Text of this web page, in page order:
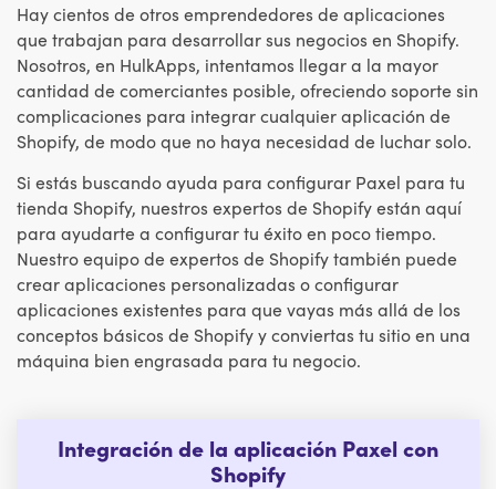
Hay cientos de otros emprendedores de aplicaciones
que trabajan para desarrollar sus negocios en Shopify.
Nosotros, en HulkApps, intentamos llegar a la mayor
cantidad de comerciantes posible, ofreciendo soporte sin
complicaciones para integrar cualquier aplicación de
Shopify, de modo que no haya necesidad de luchar solo.
Si estás buscando ayuda para configurar Paxel para tu
tienda Shopify, nuestros expertos de Shopify están aquí
para ayudarte a configurar tu éxito en poco tiempo.
Nuestro equipo de expertos de Shopify también puede
crear aplicaciones personalizadas o configurar
aplicaciones existentes para que vayas más allá de los
conceptos básicos de Shopify y conviertas tu sitio en una
máquina bien engrasada para tu negocio.
Integración de la aplicación Paxel con
Shopify